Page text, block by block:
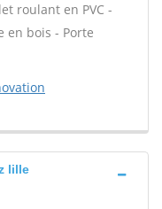
roulant en PVC -
en bois - Porte
lille